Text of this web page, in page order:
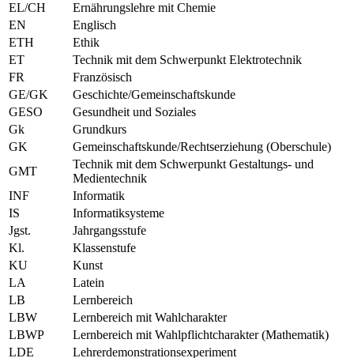
EL/CH
Ernährungslehre mit Chemie
EN
Englisch
ETH
Ethik
ET
Technik mit dem Schwerpunkt Elektrotechnik
FR
Französisch
GE/GK
Geschichte/Gemeinschaftskunde
GESO
Gesundheit und Soziales
Gk
Grundkurs
GK
Gemeinschaftskunde/Rechtserziehung (Oberschule)
GMT
Technik mit dem Schwerpunkt Gestaltungs- und
Medientechnik
INF
Informatik
IS
Informatiksysteme
Jgst.
Jahrgangsstufe
Kl.
Klassenstufe
KU
Kunst
LA
Latein
LB
Lernbereich
LBW
Lernbereich mit Wahlcharakter
LBWP
Lernbereich mit Wahlpflichtcharakter (Mathematik)
LDE
Lehrerdemonstrationsexperiment